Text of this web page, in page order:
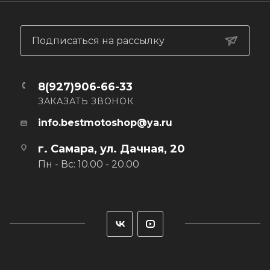
Защита мото, купить мото защита, оф мото защита, мото
товар, одежда мото, экипировка мото, мотоэкипировка
г. Самара, ул. Дачная, 20
Пн - Вс: 10.00 - 20.00
Подписаться на рассылку
8(927)906-66-33
ЗАКАЗАТЬ ЗВОНОК
info.bestmotoshop@ya.ru